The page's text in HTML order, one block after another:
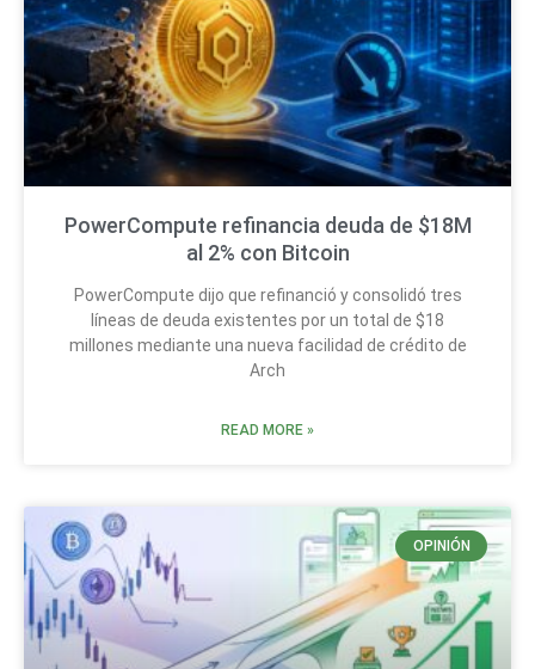
PowerCompute refinancia deuda de $18M
al 2% con Bitcoin
PowerCompute dijo que refinanció y consolidó tres
líneas de deuda existentes por un total de $18
millones mediante una nueva facilidad de crédito de
Arch
READ MORE »
OPINIÓN